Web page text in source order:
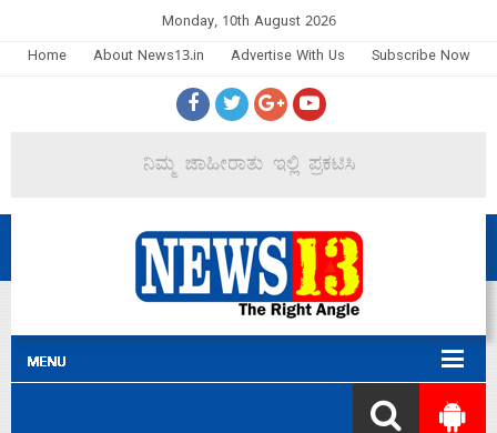
Monday, 10th August 2026
Home
About News13.in Advertise With Us Subscribe Now